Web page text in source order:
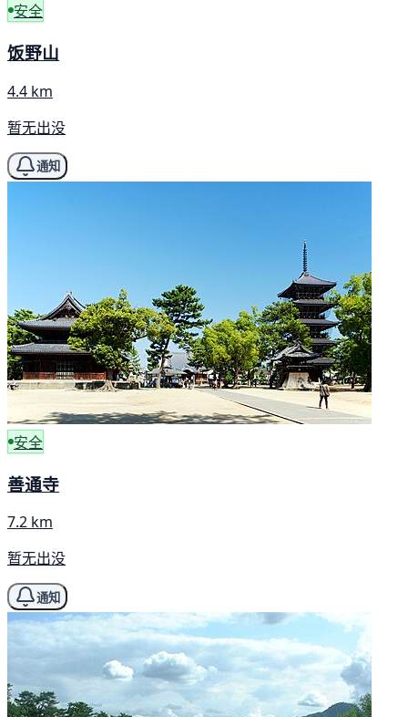
安全
饭野山
4.4 km
暂无出没
通知
安全
善通寺
7.2 km
暂无出没
通知